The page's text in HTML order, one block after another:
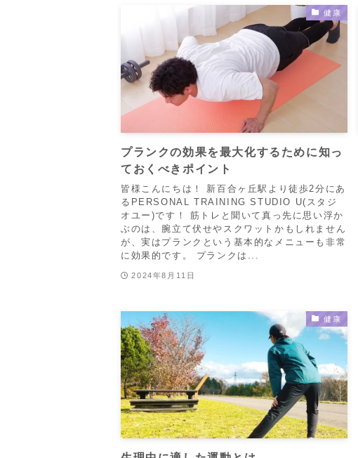
健康
プランクの効果を最大化するために知っ
ておくべきポイント
皆様こんにちは！ 新百合ヶ丘駅より徒歩2分にあ
るPERSONAL TRAINING STUDIO U(スタジ
オユー)です！ 筋トレと聞いて真っ先に思い浮か
ぶのは、腕立て伏せやスクワットかもしれません
が、実はプランクという基本的なメニューも非常
に効果的です。 プランクは...
2024年8月11日
健康